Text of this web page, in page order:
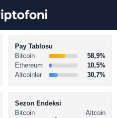
Pay Tablosu
Bitcoin
58,9%
Ethereum
10,5%
Altcoinler
30,7%
Sezon Endeksi
Bitcoin
Altcoin